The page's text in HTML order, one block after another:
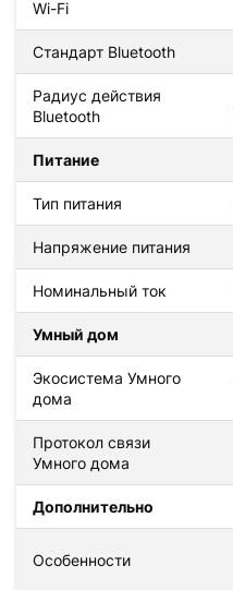
Wi-Fi
Стандарт Bluetooth
Радиус действия
Bluetooth
Питание
Тип питания
Напряжение питания
Номинальный ток
Умный дом
Экосистема Умного
дома
Протокол связи
Умного дома
Дополнительно
Особенности